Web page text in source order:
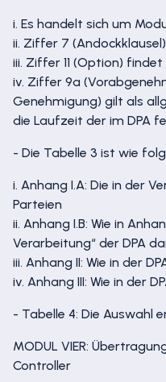
i. Es handelt sich um
ii. Ziffer 7
iii. Ziffer 11 (Option)
iv. Ziffer 9a
Genehmigung) gilt als
die Laufzeit der im DPA
- Die Tabelle 3 ist wie
i. Anhang I.A: Die in der
Parteien
ii. Anhang I.B: Wie in
Verarbeitung“ der DPA
iii. Anhang II: Wie in der
iv. Anhang III: Wie in der
- Tabelle 4: Die Auswahl
MODUL VIER:
Controller